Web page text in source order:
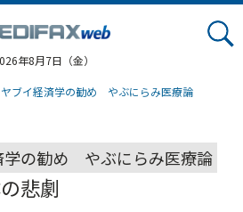
年8月7日（金）
ヤブイ経済学の勧め やぶにらみ医療論
学の勧め やぶにらみ医療論
悲劇